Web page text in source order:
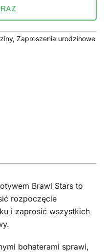
, Zaproszenia urodzinowe
Brawl Stars to
rozpoczęcie
i zaprosić wszystkich
bohaterami sprawi,